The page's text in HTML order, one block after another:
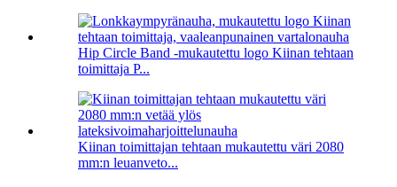
Hip Circle Band -mukautettu logo Kiinan tehtaan
toimittaja P...
Kiinan toimittajan tehtaan mukautettu väri 2080
mm:n leuanveto...